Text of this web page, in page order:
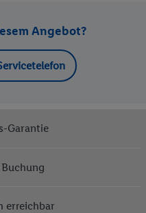
Angebot?
Garantie
erreichbar